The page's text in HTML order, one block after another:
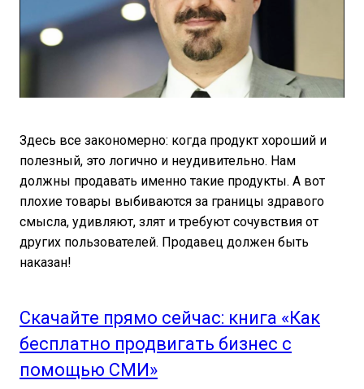
Здесь все закономерно: когда продукт хороший и
полезный, это логично и неудивительно. Нам
должны продавать именно такие продукты. А вот
плохие товары выбиваются за границы здравого
смысла, удивляют, злят и требуют сочувствия от
других пользователей. Продавец должен быть
наказан!
Скачайте прямо сейчас: книга «Как
бесплатно продвигать бизнес с
помощью СМИ»